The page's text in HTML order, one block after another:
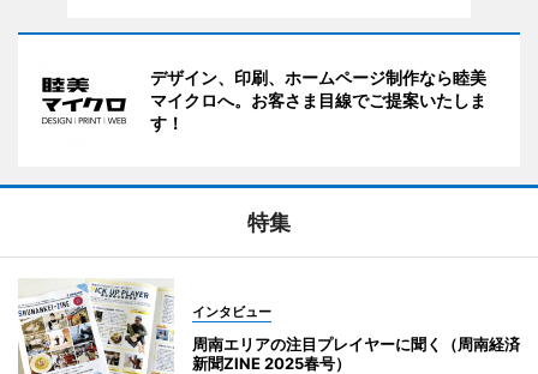
デザイン、印刷、ホームページ制作なら睦美
マイクロへ。お客さま目線でご提案いたしま
す！
特集
インタビュー
周南エリアの注目プレイヤーに聞く（周南経済
新聞ZINE 2025春号）